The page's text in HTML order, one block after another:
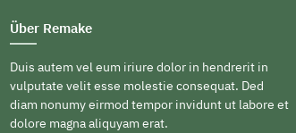
Über Remake
Duis autem vel eum iriure dolor in hendrerit in
vulputate velit esse molestie consequat. Ded
diam nonumy eirmod tempor invidunt ut labore et
dolore magna aliquyam erat.